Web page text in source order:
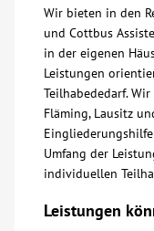
Menschen mit
Beratung & Hilfe
Begegnung
Bildung
Wir bieten in den
und Cottbus
in der eigenen
Leistungen
Teilhabededarf.
Fläming, Lausitz
Umfang der
individuellen
Leistungen